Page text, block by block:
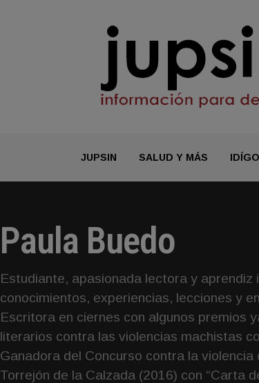
JUPSIN SALUD Y MÁS
Paula Buedo
Estudiante, apasionada lectora y
conocimientos, experiencias, lecciones y
Escritora en ciernes con algunos premios
literarios contra las violencias machistas
Ganadora del Concurso contra la
Torrejón de la Calzada (2016) con “Carta